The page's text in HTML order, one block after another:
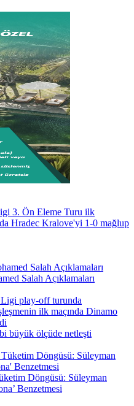
Salah Açıklamaları
büyük ölçüde netleşti
Döngüsü: Süleyman
Benzetmesi